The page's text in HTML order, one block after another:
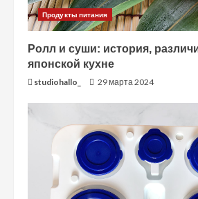
т
е
н
и
Продукты питания
Ролл и суши: история,
японской кухне
studiohallo_ 29 марта 2024